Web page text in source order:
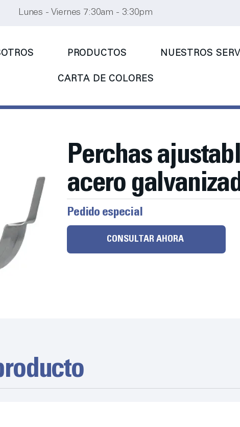
Lunes - Viernes 7:30am - 3:30pm
PRODUCTOS NUESTROS
CARTA DE COLORES
Perchas
acero
Pedido especial
CONSULTAR AHORA